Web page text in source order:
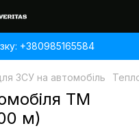
+380985165584
ЗСУ на автомобіль
TM
м)